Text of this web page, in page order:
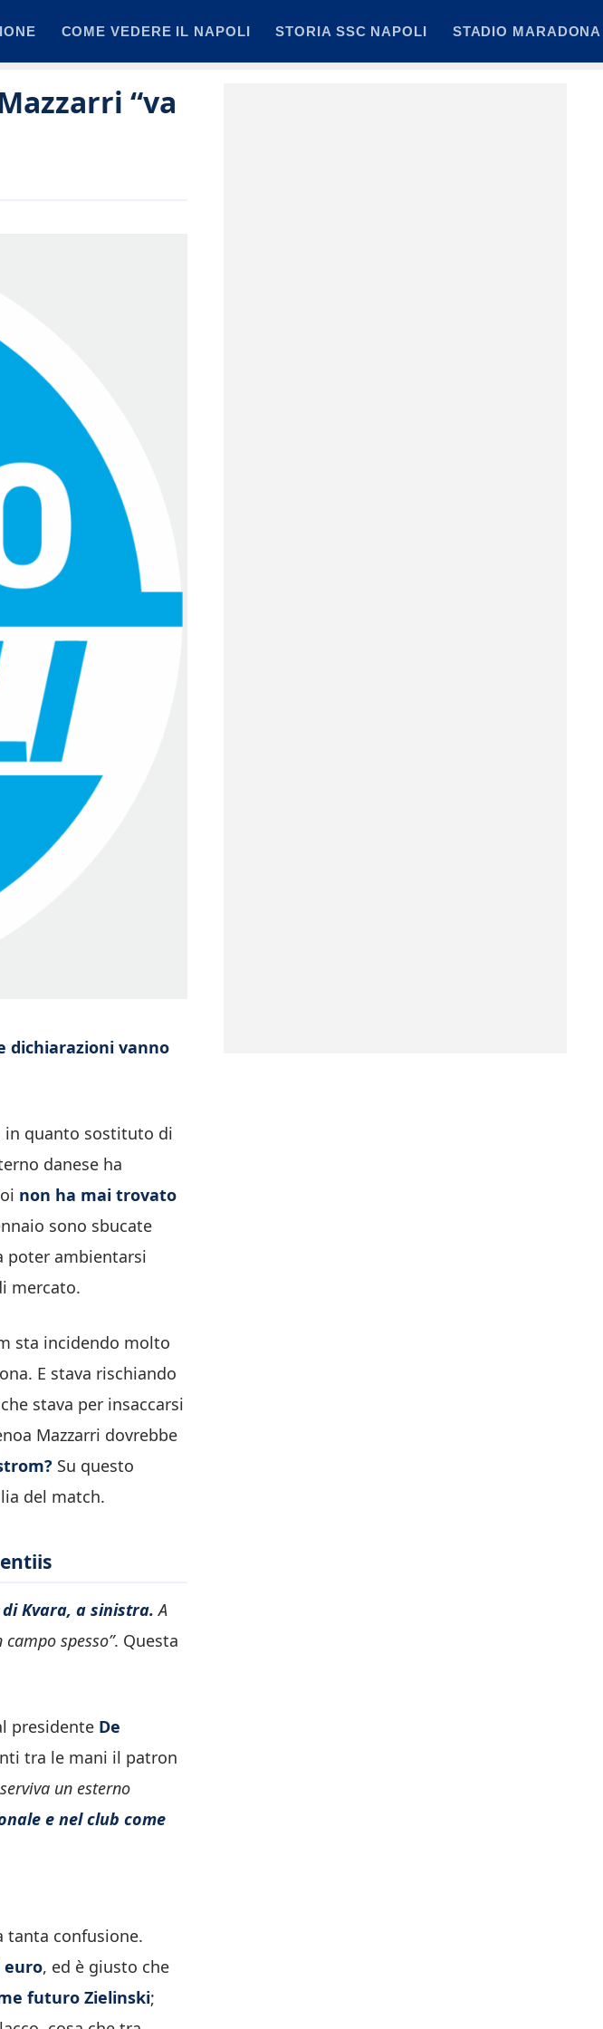
COME VEDERE IL NAPOLI STORIA SSC NAPOLI STADIO MARADONA
“va
dichiarazioni vanno
in quanto sostituto di
danese ha
non ha mai trovato
sono sbucate
poter ambientarsi
mercato.
sta incidendo molto
E stava rischiando
stava per insaccarsi
Mazzarri dovrebbe
Su questo
del match.
Kvara, a sinistra. A
spesso”. Questa
presidente De
tra le mani il patron
un esterno
e nel club come
tanta confusione.
euro, ed è giusto che
futuro Zielinski;